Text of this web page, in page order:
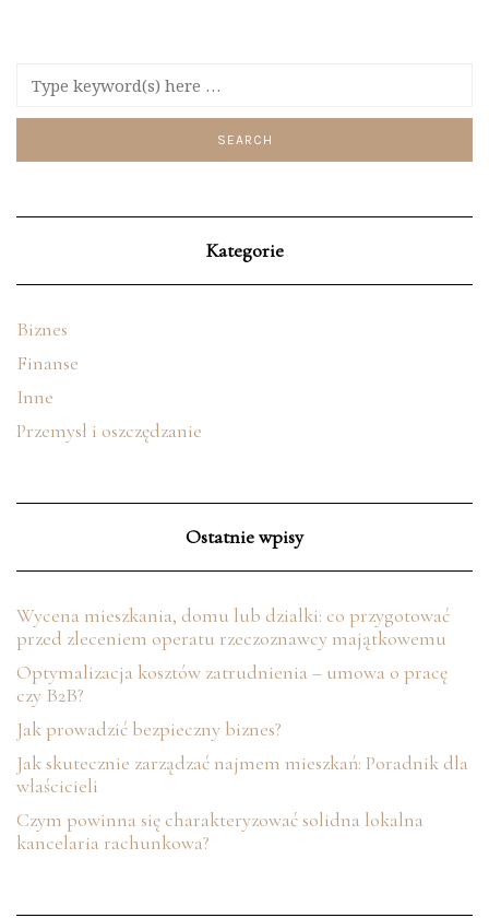
Kategorie
Biznes
Finanse
Inne
Przemysł i oszczędzanie
Ostatnie wpisy
Wycena mieszkania, domu lub działki: co przygotować
przed zleceniem operatu rzeczoznawcy majątkowemu
Optymalizacja kosztów zatrudnienia – umowa o pracę
czy B2B?
Jak prowadzić bezpieczny biznes?
Jak skutecznie zarządzać najmem mieszkań: Poradnik dla
właścicieli
Czym powinna się charakteryzować solidna lokalna
kancelaria rachunkowa?